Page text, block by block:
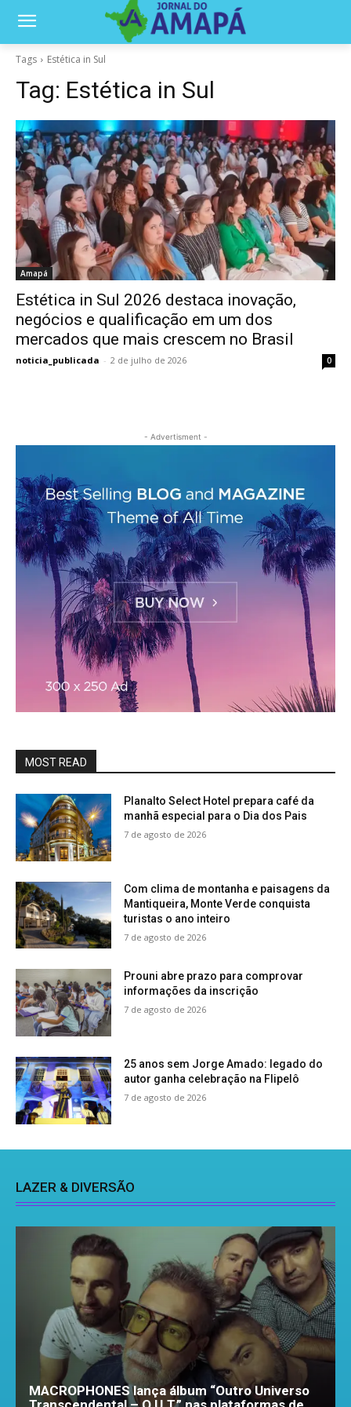
Tags Estética in Sul
Tag: Estética in Sul
Amapá
Estética in Sul 2026 destaca inovação,
negócios e qualificação em um dos
mercados que mais crescem no Brasil
noticia_publicada - 2 de julho de 2026 0
- Advertisment -
MOST READ
Planalto Select Hotel prepara café da
manhã especial para o Dia dos Pais
7 de agosto de 2026
Com clima de montanha e paisagens da
Mantiqueira, Monte Verde conquista
turistas o ano inteiro
7 de agosto de 2026
Prouni abre prazo para comprovar
informações da inscrição
7 de agosto de 2026
25 anos sem Jorge Amado: legado do
autor ganha celebração na Flipelô
7 de agosto de 2026
LAZER & DIVERSÃO
MACROPHONES lança álbum “Outro Universo